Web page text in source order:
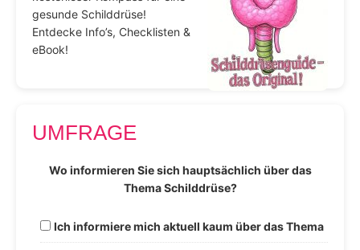
gesunde Schilddrüse!
Entdecke Info’s, Checklisten &
eBook!
UMFRAGE
Wo informieren Sie sich hauptsächlich über das
Thema Schilddrüse?
Ich informiere mich aktuell kaum über das Thema